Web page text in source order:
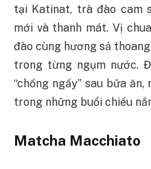
tại Katinat, trà đào cam
mới và thanh mát. Vị
đào cùng hương sả
trong từng ngụm nước.
“chống ngấy” sau bữa
trong những buổi chiều
Matcha Macchiato